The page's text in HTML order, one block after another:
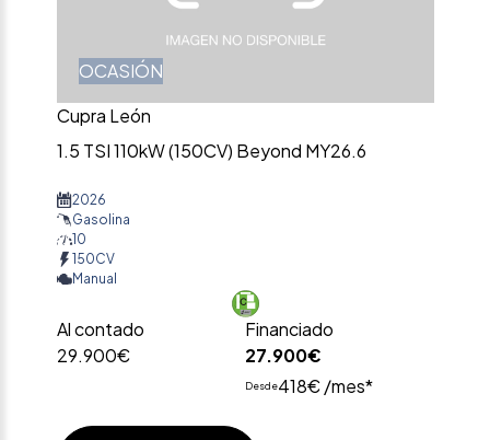
OCASIÓN
Cupra León
1.5 TSI 110kW (150CV) Beyond MY26.6
2026
Gasolina
10
150CV
Manual
Al contado
29.900€
Financiado
27.900€
Desde418€ /mes*